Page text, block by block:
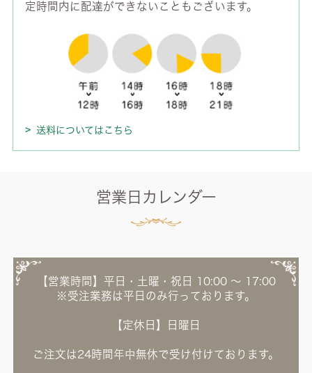
定時間内に配達ができないこともございます。
送料についてはこちら
営業日カレンダー
【営業時間】平日・土曜・祝日 10:00 ～ 17:00
※受注業務は平日のみ行っております。
【定休日】日曜日
ご注文は24時間年中無休で受け付けております。